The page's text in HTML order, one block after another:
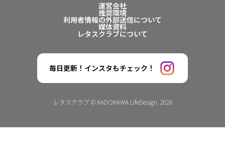
運営会社
推奨環境
利用者情報の外部送信について
媒体資料
レタスクラブについて
毎日更新！インスタもチェック！
レタスクラブ © KADOKAWA LifeDesign. 2026